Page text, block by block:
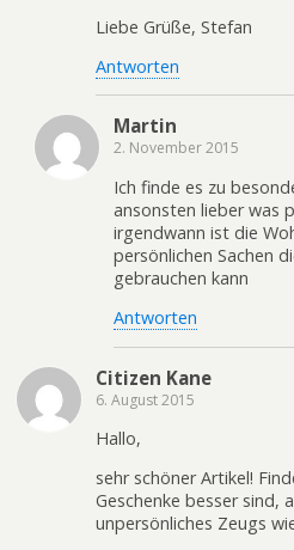
Liebe Grüße, Stefan
Antworten
Martin
2. November 2015
Ich finde es zu
ansonsten lieber was
irgendwann ist die
persönlichen Sachen
gebrauchen kann
Antworten
Citizen Kane
6. August 2015
Hallo,
sehr schöner Artikel!
Geschenke besser sind,
unpersönliches Zeugs